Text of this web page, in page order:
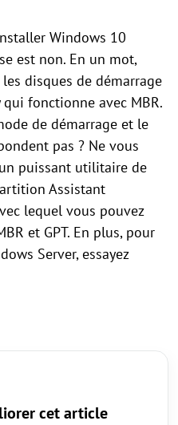
Windows 10
est non. En un mot,
disques de démarrage
qui fonctionne avec MBR.
de démarrage et le
pas ? Ne vous
puissant utilitaire de
Assistant
lequel vous pouvez
et GPT. En plus, pour
Server, essayez
cet article